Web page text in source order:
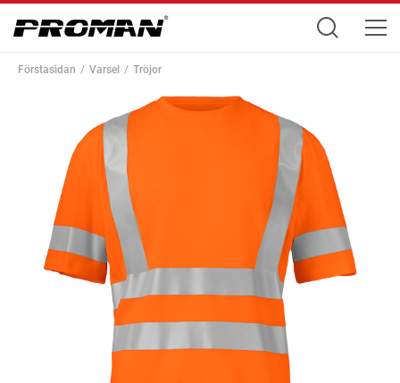
Förstasidan Varsel Tröjor